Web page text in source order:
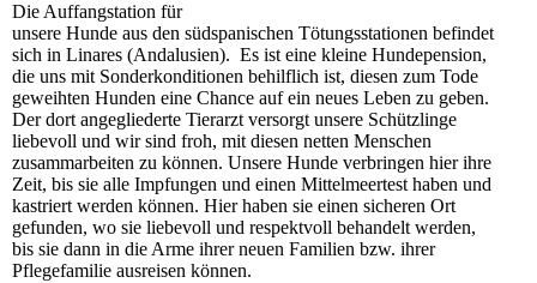
Die Auffangstation für
unsere Hunde aus den südspanischen Tötungsstationen befindet
sich in Linares (Andalusien). Es ist eine kleine Hundepension,
die uns mit Sonderkonditionen behilflich ist, diesen zum Tode
geweihten Hunden eine Chance auf ein neues Leben zu geben.
Der dort angegliederte Tierarzt versorgt unsere Schützlinge
liebevoll und wir sind froh, mit diesen netten Menschen
zusammarbeiten zu können. Unsere Hunde verbringen hier ihre
Zeit, bis sie alle Impfungen und einen Mittelmeertest haben und
kastriert werden können. Hier haben sie einen sicheren Ort
gefunden, wo sie liebevoll und respektvoll behandelt werden,
bis sie dann in die Arme ihrer neuen Familien bzw. ihrer
Pflegefamilie ausreisen können.